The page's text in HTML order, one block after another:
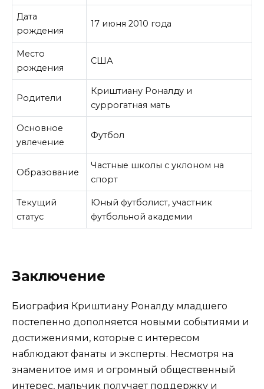
Дата
рождения
17 июня 2010 года
Место
рождения
США
Родители
Криштиану Роналду и
суррогатная мать
Основное
увлечение
Футбол
Образование
Частные школы с уклоном на
спорт
Текущий
статус
Юный футболист, участник
футбольной академии
Заключение
Биография Криштиану Роналду младшего
постепенно дополняется новыми событиями и
достижениями, которые с интересом
наблюдают фанаты и эксперты. Несмотря на
знаменитое имя и огромный общественный
интерес, мальчик получает поддержку и